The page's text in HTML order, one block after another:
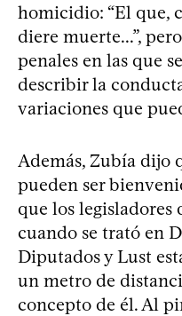
homicidio: “El que,
diere muerte...”,
penales en las que
describir la
variaciones que
Además, Zubía dijo
pueden ser
que los legisladores
cuando se trató en
Diputados y Lust
un metro de
concepto de él. Al